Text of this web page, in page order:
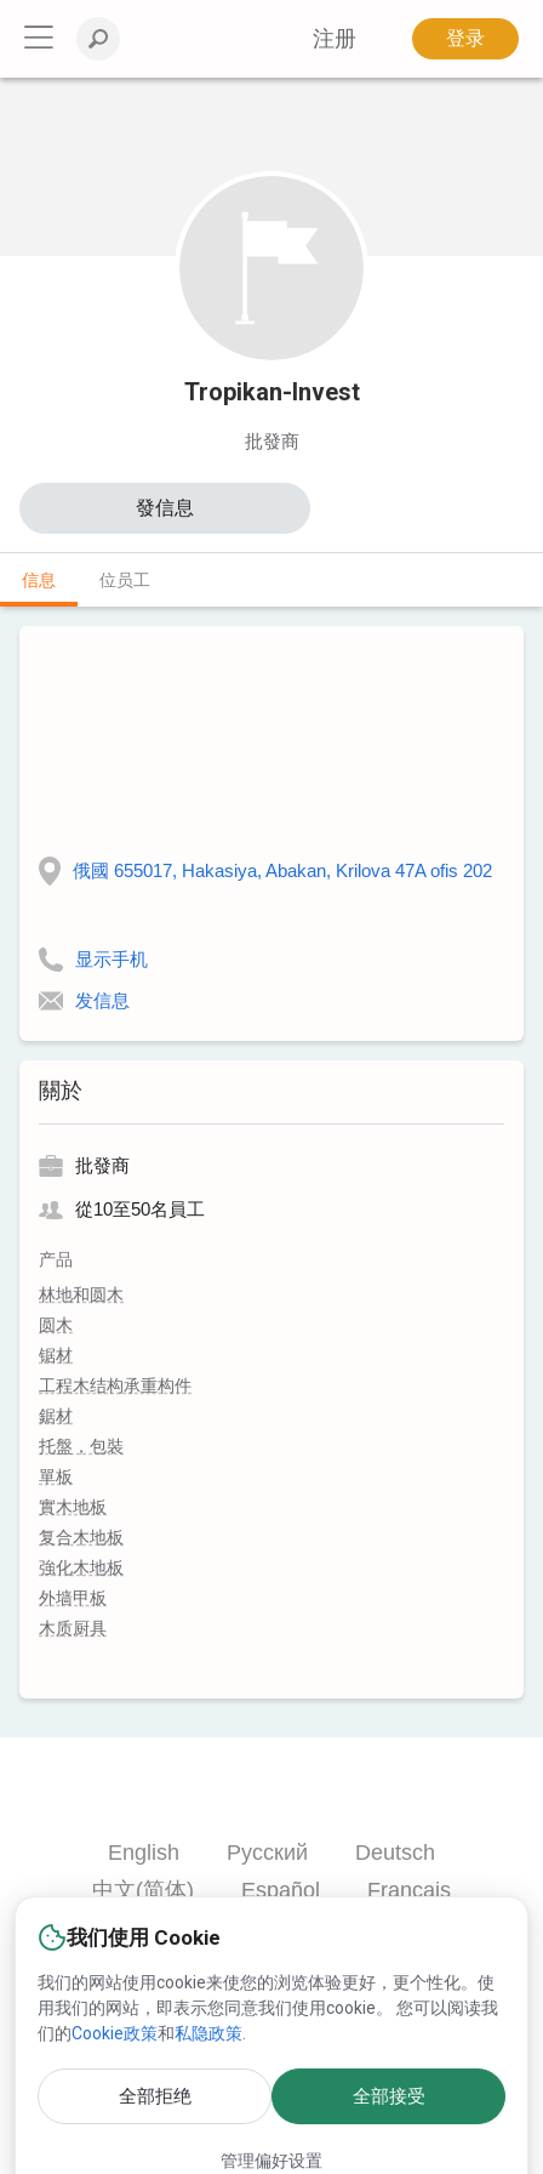
注册 登录
Tropikan-Invest
批發商
信息 位员工
發信息
關於
批發商
從10至50名員工
产品
林地和圆木
圆木
锯材
工程木结构承重构件
鋸材
托盤，包裝
單板
實木地板
复合木地板
強化木地板
外墙甲板
木质厨具
俄國 655017, Hakasiya, Abakan, Krilova 47A ofis 202
显示手机
发信息
我们使用 Cookie
我们的网站使用cookie来使您的浏览体验更好，更个性化。使
用我们的网站，即表示您同意我们使用cookie。 您可以阅读我
们的Cookie政策和私隐政策
全部拒绝 全部接受
管理偏好设置
English Русский
Deutsch
中文(简体)
Español
Français
Português
हिन्दी
版权© 2000-2025 Lesprom Network 并保留所有权力.
关于Lesprom内容的再版必须预先持有Lesprom书面的许可.